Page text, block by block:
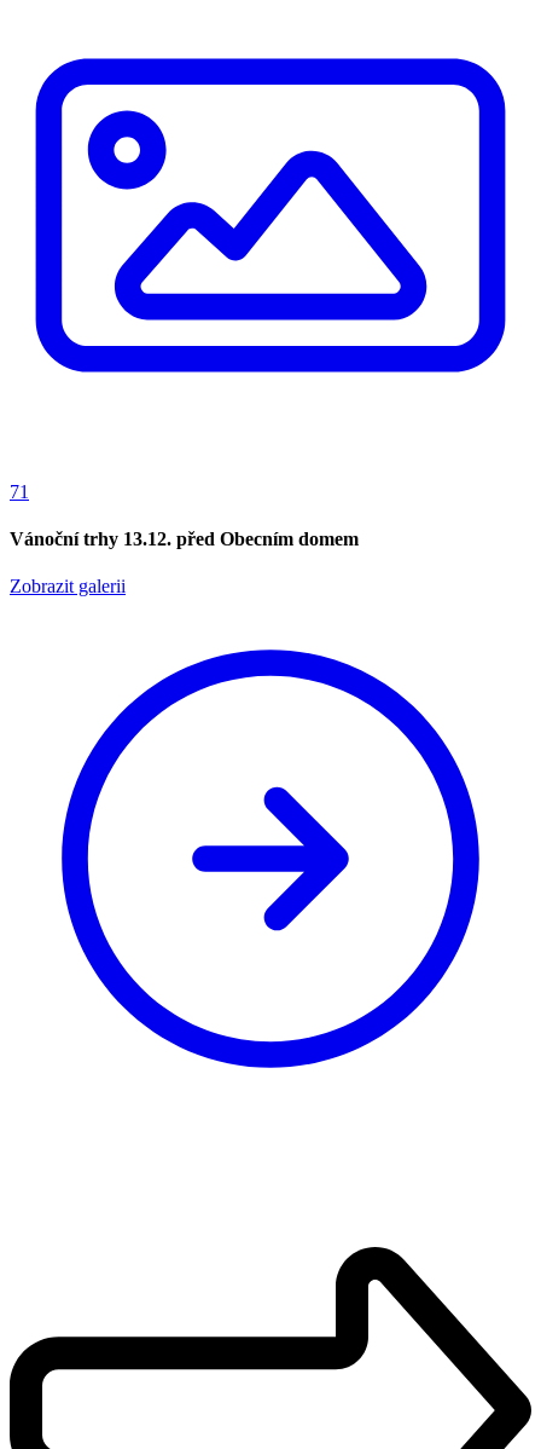
71
Vánoční trhy 13.12. před Obecním domem
Zobrazit galerii